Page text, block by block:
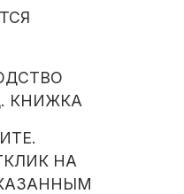
КНИЖКА
НА